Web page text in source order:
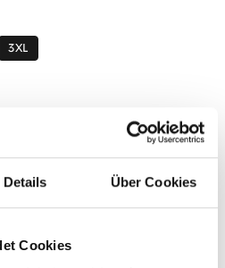
Details Über Cookies
Cookies
3XL
den gewünschten
5-7 Tage